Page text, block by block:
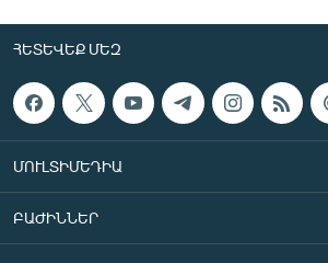
ԱՐԽԻՎ
ԲԱՆԱՎԵՃ
ՁԳՏԵԼՈՎ ԼԱՎԱԳՈՒՅՆԻՆ
Հայերեն
ՀԵՏԵՎԵՔ ՄԵԶ
ՄՈՒԼՏԻՄԵԴԻԱ
ԲԱԺԻՆՆԵՐ